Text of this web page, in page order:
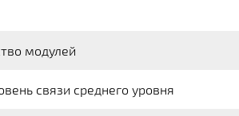
модулей
связи среднего уровня